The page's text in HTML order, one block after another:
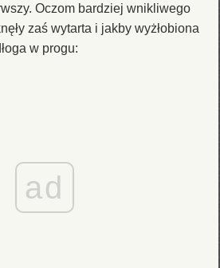
Oczom bardziej wnikliwego
zaś wytarta i jakby wyżłobiona
w progu:
ad